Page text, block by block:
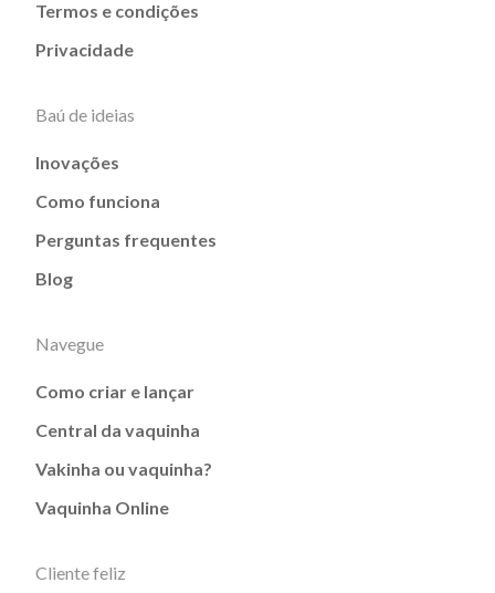
Termos e condições
Privacidade
Baú de ideias
Inovações
Como funciona
Perguntas frequentes
Blog
Navegue
Como criar e lançar
Central da vaquinha
Vakinha ou vaquinha?
Vaquinha Online
Cliente feliz